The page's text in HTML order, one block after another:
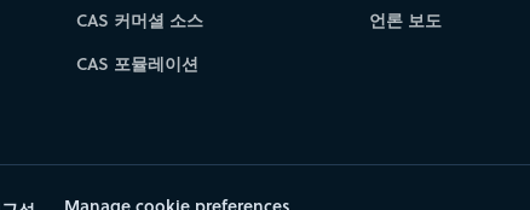
CAS 커머셜 소스
CAS 포뮬레이션
언론 보도